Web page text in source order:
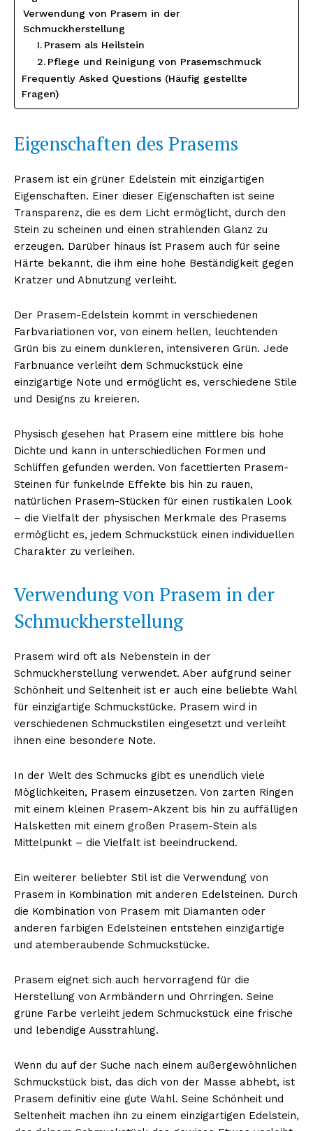
Verwendung von Prasem in der
Schmuckherstellung
Prasem als Heilstein
Pflege und Reinigung von Prasemschmuck
Frequently Asked Questions (Häufig gestellte
Fragen)
Eigenschaften des Prasems
Prasem ist ein grüner Edelstein mit einzigartigen
Eigenschaften. Einer dieser Eigenschaften ist seine
Transparenz, die es dem Licht ermöglicht, durch den
Stein zu scheinen und einen strahlenden Glanz zu
erzeugen. Darüber hinaus ist Prasem auch für seine
Härte bekannt, die ihm eine hohe Beständigkeit gegen
Kratzer und Abnutzung verleiht.
Der Prasem-Edelstein kommt in verschiedenen
Farbvariationen vor, von einem hellen, leuchtenden
Grün bis zu einem dunkleren, intensiveren Grün. Jede
Farbnuance verleiht dem Schmuckstück eine
einzigartige Note und ermöglicht es, verschiedene Stile
und Designs zu kreieren.
Physisch gesehen hat Prasem eine mittlere bis hohe
Dichte und kann in unterschiedlichen Formen und
Schliffen gefunden werden. Von facettierten Prasem-
Steinen für funkelnde Effekte bis hin zu rauen,
natürlichen Prasem-Stücken für einen rustikalen Look
– die Vielfalt der physischen Merkmale des Prasems
ermöglicht es, jedem Schmuckstück einen individuellen
Charakter zu verleihen.
Verwendung von Prasem in der
Schmuckherstellung
Prasem wird oft als Nebenstein in der
Schmuckherstellung verwendet. Aber aufgrund seiner
Schönheit und Seltenheit ist er auch eine beliebte Wahl
für einzigartige Schmuckstücke. Prasem wird in
verschiedenen Schmuckstilen eingesetzt und verleiht
ihnen eine besondere Note.
In der Welt des Schmucks gibt es unendlich viele
Möglichkeiten, Prasem einzusetzen. Von zarten Ringen
mit einem kleinen Prasem-Akzent bis hin zu auffälligen
Halsketten mit einem großen Prasem-Stein als
Mittelpunkt – die Vielfalt ist beeindruckend.
Ein weiterer beliebter Stil ist die Verwendung von
Prasem in Kombination mit anderen Edelsteinen. Durch
die Kombination von Prasem mit Diamanten oder
anderen farbigen Edelsteinen entstehen einzigartige
und atemberaubende Schmuckstücke.
Prasem eignet sich auch hervorragend für die
Herstellung von Armbändern und Ohrringen. Seine
grüne Farbe verleiht jedem Schmuckstück eine frische
und lebendige Ausstrahlung.
Wenn du auf der Suche nach einem außergewöhnlichen
Schmuckstück bist, das dich von der Masse abhebt, ist
Prasem definitiv eine gute Wahl. Seine Schönheit und
Seltenheit machen ihn zu einem einzigartigen Edelstein,